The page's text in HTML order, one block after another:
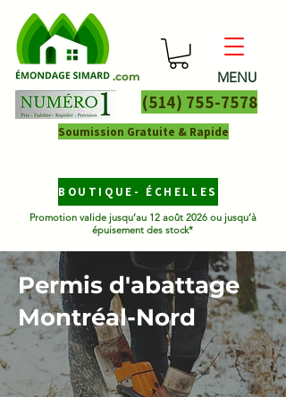
MENU
.com
(514) 755-7578
Soumission Gratuite & Rapide
BOUTIQUE- ÉCHELLES
Promotion valide jusqu’au 12 août 2026 ou jusqu’à
épuisement des stock*
Permis d'abattage
Montréal-Nord